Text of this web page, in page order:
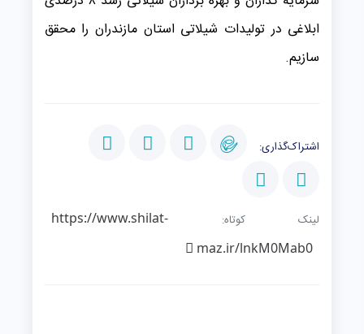
ابلاغی در تولیدات شیلاتی استان مازندران را محقق
سازیم.
اشتراک‌گذاری:
لینک کوتاه:https://www.shilat-
maz.ir/lnkM0Mab0